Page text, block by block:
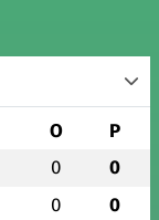
O P
0 0
0 0